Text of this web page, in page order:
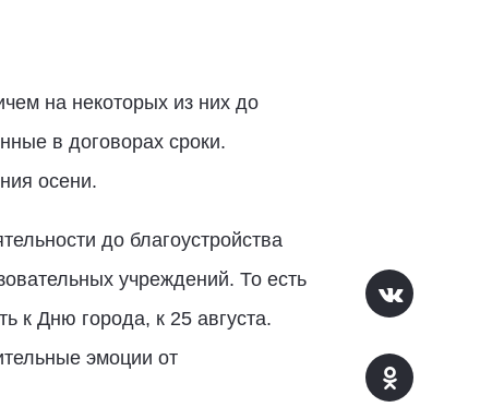
на некоторых из них до
в договорах сроки.
осени.
до благоустройства
учреждений. То есть
к Дню города, к 25 августа.
эмоции от